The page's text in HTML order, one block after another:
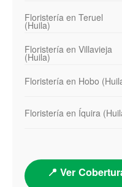
Floristería en Teruel
(Huila)
Floristería en Villavieja
(Huila)
Floristería en Hobo
Floristería en Íquira
📍 Ver